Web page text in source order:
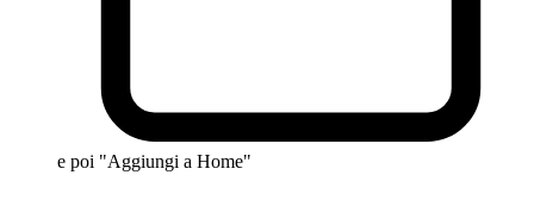
e poi "Aggiungi a Home"